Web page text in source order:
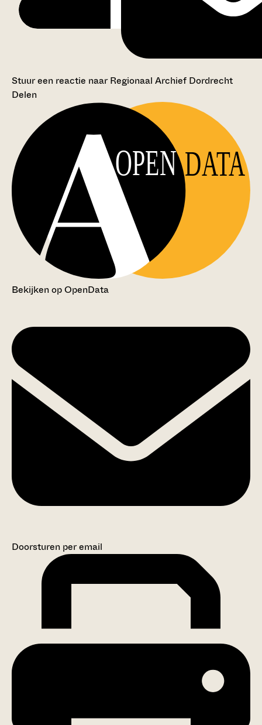
Stuur een reactie naar Regionaal Archief Dordrecht
Delen
OPEN DATA
Bekijken op OpenData
Doorsturen per email